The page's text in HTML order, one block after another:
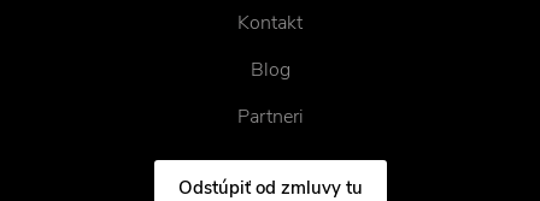
Kontakt
Blog
Partneri
Odstúpiť od zmluvy tu